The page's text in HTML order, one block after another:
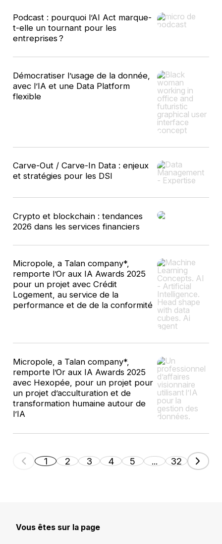
Podcast : pourquoi l’AI Act marque-
t-elle un tournant pour les
entreprises ?
Démocratiser l’usage de la donnée,
avec l’IA et une Data Platform
flexible
Carve-Out / Carve-In Data : enjeux
et stratégies pour les DSI
Crypto et blockchain : tendances
2026 dans les services financiers
Micropole, a Talan company*,
remporte l’Or aux IA Awards 2025
pour un projet avec Crédit
Logement, au service de la
performance et de de la conformité
Micropole, a Talan company*,
remporte l’Or aux IA Awards 2025
avec Hexopée, pour un projet pour
un projet d’acculturation et de
transformation humaine autour de
l’IA
1 2 3 4 5 ... 32
Vous êtes sur la page